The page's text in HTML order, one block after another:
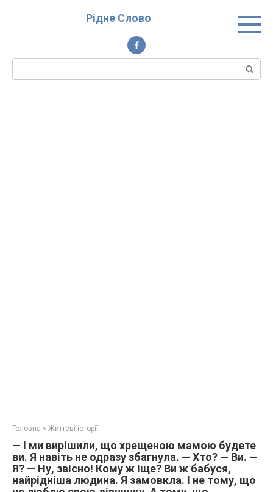
Рідне Слово
Пошук:
Головна » Життєві історії
— І ми вирішили, що хрещеною мамою будете
ви. Я навіть не одразу збагнула. — Хто? — Ви. —
Я? — Ну, звісно! Кому ж іще? Ви ж бабуся,
найрідніша людина. Я замовкла. І не тому, що